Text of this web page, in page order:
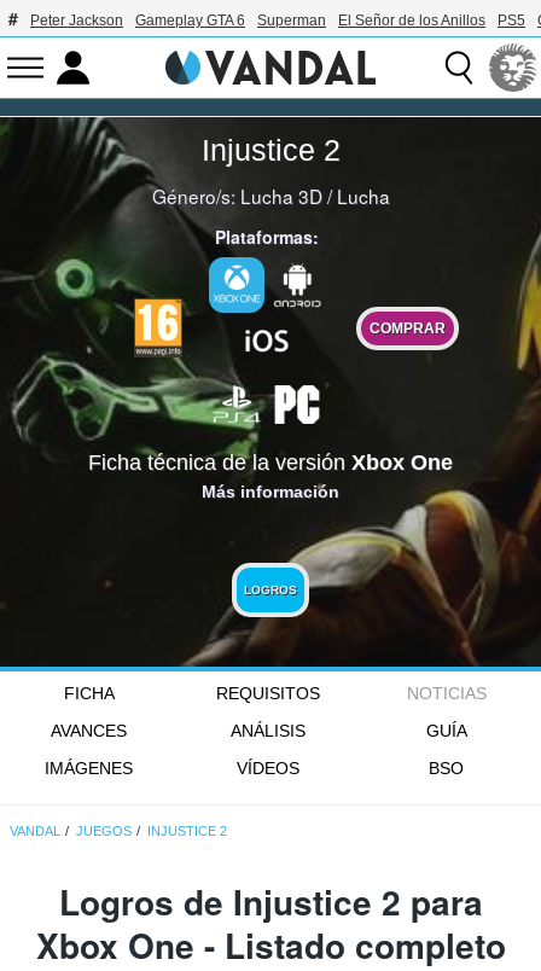
Peter Jackson Gameplay GTA 6 Superman El Señor de los Anillos PS5
Injustice 2
Género/s: Lucha 3D/Lucha
Plataformas:
COMPRAR
Ficha técnica de la versión Xbox One
Más información
LOGROS
FICHA REQUISITOS
NOTICIAS
AVANCES
ANÁLISIS
GUÍA
IMÁGENES
VÍDEOS BSO
VANDAL JUEGOS INJUSTICE 2
Logros de Injustice 2 para
Xbox One - Listado completo